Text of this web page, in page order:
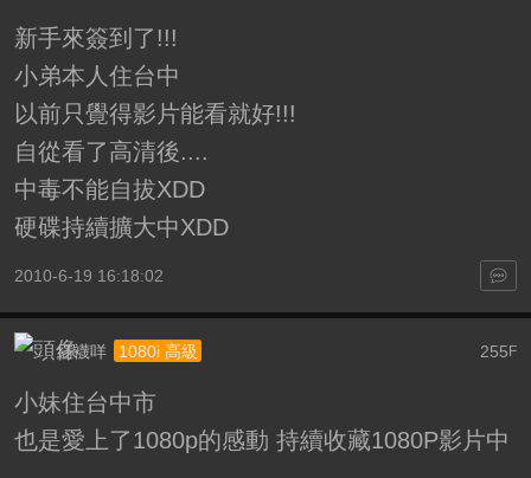
新手來簽到了!!!
小弟本人住台中
以前只覺得影片能看就好!!!
自從看了高清後....
中毒不能自拔XDD
硬碟持續擴大中XDD
2010-6-19 16:18:02
255F
紅襪咩 1080i 高級
小妹住台中市
也是愛上了1080p的感動 持續收藏1080P影片中